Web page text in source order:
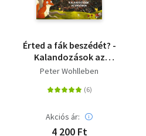
Érted a fák beszédét? -
Kalandozások az
erdőben
Peter Wohlleben
Akciós ár:
4 200 Ft